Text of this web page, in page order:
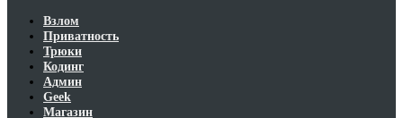
Взлом
Приватность
Трюки
Кодинг
Админ
Geek
Магазин